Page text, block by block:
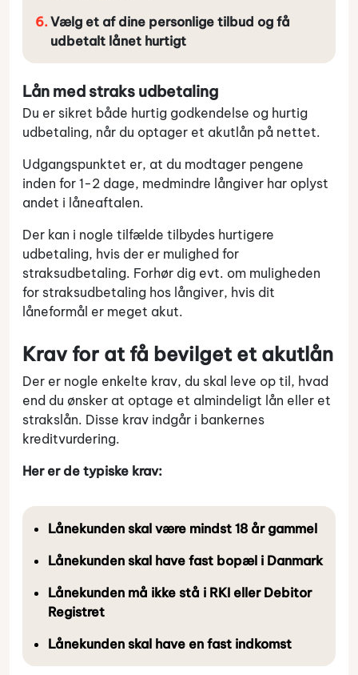
Vælg et af dine personlige tilbud og få
udbetalt lånet hurtigt
Lån med straks udbetaling
Du er sikret både hurtig godkendelse og hurtig
udbetaling, når du optager et akutlån på nettet.
Udgangspunktet er, at du modtager pengene
inden for 1-2 dage, medmindre långiver har oplyst
andet i låneaftalen.
Der kan i nogle tilfælde tilbydes hurtigere
udbetaling, hvis der er mulighed for
straksudbetaling. Forhør dig evt. om muligheden
for straksudbetaling hos långiver, hvis dit
låneformål er meget akut.
Krav for at få bevilget et akutlån
Der er nogle enkelte krav, du skal leve op til, hvad
end du ønsker at optage et almindeligt lån eller et
strakslån. Disse krav indgår i bankernes
kreditvurdering.
Her er de typiske krav:
Lånekunden skal være mindst 18 år gammel
Lånekunden skal have fast bopæl i Danmark
Lånekunden må ikke stå i RKI eller Debitor
Registret
Lånekunden skal have en fast indkomst